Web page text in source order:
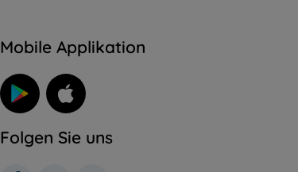
Mobile Applikation
Folgen Sie uns